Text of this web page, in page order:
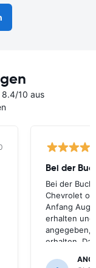
8.4/10 aus
Bei der
Bei der
Chevrolet
Anfang
erhalten
angegeben,
erhalten.
optimal,